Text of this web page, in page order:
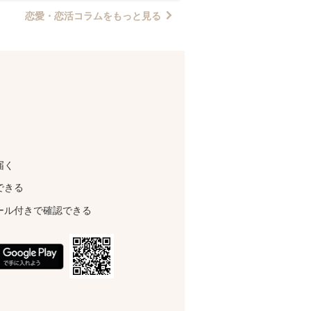
恋愛・恋活コラムをもっと見る
きる
付きで確認できる